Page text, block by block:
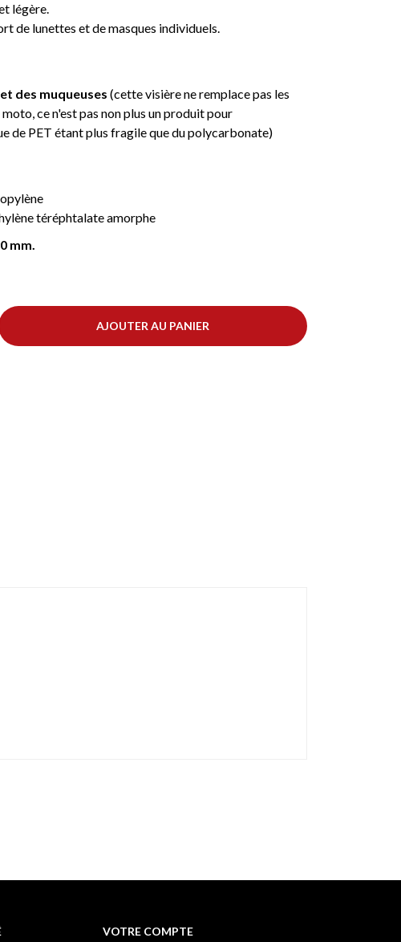
légère.
de lunettes et de masques individuels.
des muqueuses (cette visière ne remplace pas les
ce n'est pas non plus un produit pour
de PET étant plus fragile que du polycarbonate)
téréphtalate amorphe
mm.
AJOUTER AU PANIER
VOTRE COMPTE